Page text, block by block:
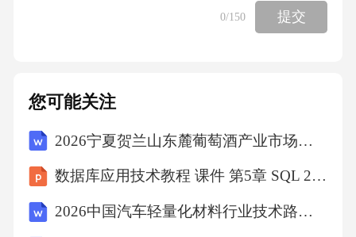
采用数码电子雷管提高起爆精度，引入三维激
光扫描技术优化炮孔布置，降低盲炮概率；应
+技防”双轨机制，构建覆盖爆破作业全流程的
安全防护体系，实现风险可控化、操作标准
化。实行“一炮一设计”制度，由专业工程师审核
起爆网络等关键参数无误。配备便携式气体检
0/150 提交
您可能关注
2026宁夏贺兰山东麓葡萄酒产业市场研究及投资布局分析报告
数据库应用技术教程 课件 第5章 SQL 2022中视图和索引的应用
2026中国汽车轻量化材料行业技术路线与成本效益分析